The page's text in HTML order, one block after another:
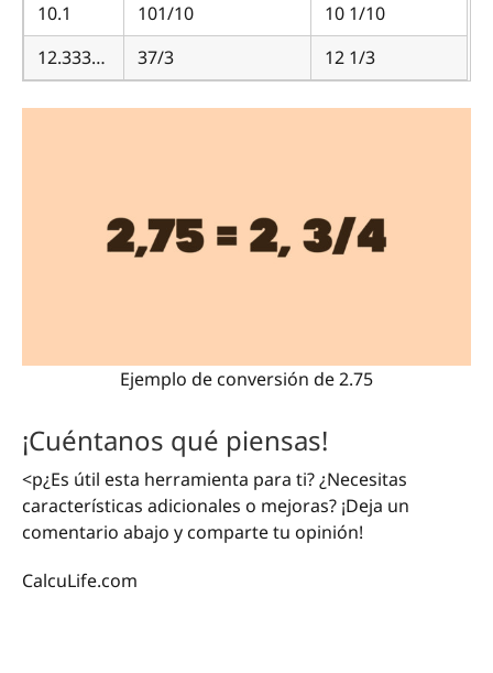
10.1
101/10
10 1/10
12.333…
37/3 12 1/3
Ejemplo de conversión de 2.75
¡Cuéntanos qué piensas!
<p¿Es útil esta herramienta para ti? ¿Necesitas
características adicionales o mejoras? ¡Deja un
comentario abajo y comparte tu opinión!
CalcuLife.com